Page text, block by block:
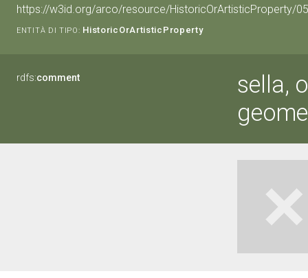
https://w3id.org/arco/resource/HistoricOrArtisticProperty/
ENTITÀ DI TIPO: HistoricOrArtisticProperty
rdfs:comment
sella,